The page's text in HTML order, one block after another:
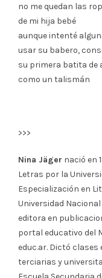
no me quedan las
de mi hija bebé
aunque intenté
usar su babero,
su primera batita de
como un talismán
>>>
Nina Jäger nació en
Letras por la
Especialización en
Universidad
editora en
portal educativo del
educ.ar. Dictó
terciarias y